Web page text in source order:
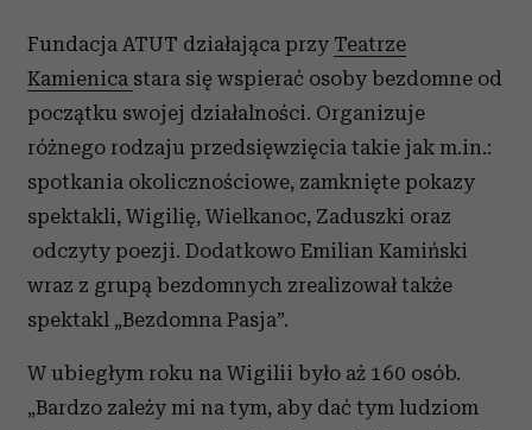
Fundacja ATUT działająca przy Teatrze
Kamienica stara się wspierać osoby bezdomne od
początku swojej działalności. Organizuje
różnego rodzaju przedsięwzięcia takie jak m.in.:
spotkania okolicznościowe, zamknięte pokazy
spektakli, Wigilię, Wielkanoc, Zaduszki oraz
odczyty poezji. Dodatkowo Emilian Kamiński
wraz z grupą bezdomnych zrealizował także
spektakl „Bezdomna Pasja”.
W ubiegłym roku na Wigilii było aż 160 osób.
„Bardzo zależy mi na tym, aby dać tym ludziom